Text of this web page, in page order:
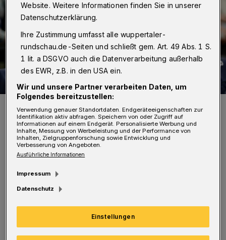
kommt viel Arbeit zu.
Foto: Dirk Freund
D er BHC ist klarer Außenseiter, nicht nur
vergangenen Sonntag bei Frisch Auf!
Göppingen. Magdeburg steht unter Druck. Die
Website. Weitere Informationen finden Sie in unserer
Datenschutzerklärung.
Ihre Zustimmung umfasst alle wuppertaler-
rundschau.de-Seiten und schließt gem. Art. 49 Abs. 1 S.
1 lit. a DSGVO auch die Datenverarbeitung außerhalb
des EWR, z.B. in den USA ein.
Wir und unsere Partner verarbeiten Daten, um
Folgendes bereitzustellen:
Verwendung genauer Standortdaten. Endgeräteeigenschaften zur
Identifikation aktiv abfragen. Speichern von oder Zugriff auf
Informationen auf einem Endgerät. Personalisierte Werbung und
Inhalte, Messung von Werbeleistung und der Performance von
Inhalten, Zielgruppenforschung sowie Entwicklung und
Verbesserung von Angeboten.
Ausführliche Informationen
Impressum
Datenschutz
Einstellungen